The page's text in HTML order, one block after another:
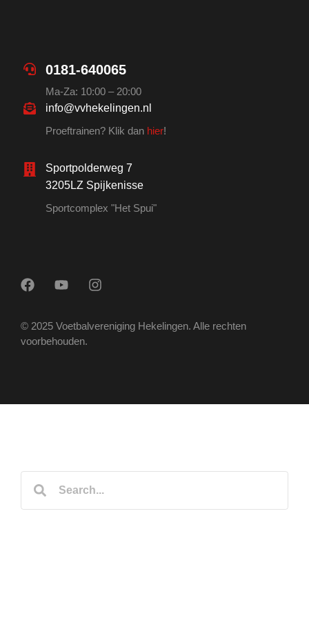
0181-640065
Ma-Za: 10:00 – 20:00
info@vvhekelingen.nl
Proeftrainen? Klik dan hier!
Sportpolderweg 7
3205LZ Spijkenisse
Sportcomplex "Het Spui"
© 2025 Voetbalvereniging Hekelingen. Alle rechten
voorbehouden.